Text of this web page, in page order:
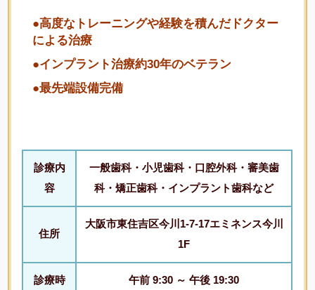
●高度なトレーニングや経験を積んだドクター
による治療
●インプラント治療約30年のベテラン
●最先端設備完備
診療内
容
一般歯科・小児歯科・口腔外科・審美歯
科・矯正歯科・インプラント歯科など
住所
大阪市東住吉区今川1-7-17エミネンス今川
1F
診療時
午前 9:30 ～ 午後 19:30